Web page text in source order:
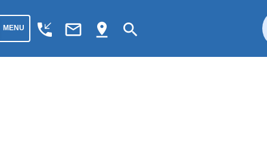
MENU phone_callback mail_outline pin_drop search